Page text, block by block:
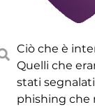
Ciò che è
Quelli che
stati
phishing che